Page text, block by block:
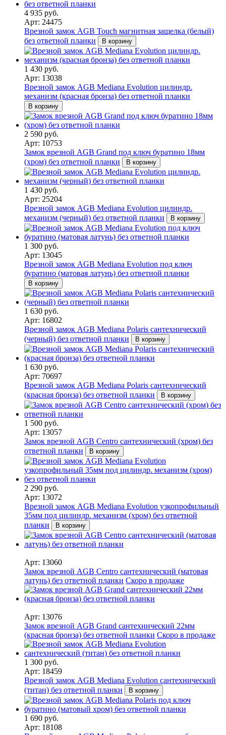
4 935 руб.
Арт: 24475
Врезной замок AGB Touch магнитная защелка (белый)
без ответной планки
В корзину
1 430 руб.
Арт: 13038
Врезной замок AGB Mediana Evolution цилиндр.
механизм (красная бронза) без ответной планки
В корзину
2 590 руб.
Арт: 10753
Замок врезной AGB Grand под ключ буратино 18мм
(хром) без ответной планки
В корзину
1 430 руб.
Арт: 25204
Врезной замок AGB Mediana Evolution цилиндр.
механизм (черный) без ответной планки
В корзину
1 300 руб.
Арт: 13045
Врезной замок AGB Mediana Evolution под ключ
буратино (матовая латунь) без ответной планки
В корзину
1 630 руб.
Арт: 16802
Врезной замок AGB Mediana Polaris сантехнический
(черный) без ответной планки
В корзину
1 630 руб.
Арт: 70697
Врезной замок AGB Mediana Polaris сантехнический
(красная бронза) без ответной планки
В корзину
1 500 руб.
Арт: 13057
Замок врезной AGB Centro сантехнический (хром) без
ответной планки
В корзину
2 290 руб.
Арт: 13072
Врезной замок AGB Mediana Evolution узкопрофильный
35мм под цилиндр. механизм (хром) без ответной
планки
В корзину
Арт: 13060
Замок врезной AGB Centro сантехнический (матовая
латунь) без ответной планки Скоро в продаже
Арт: 13076
Замок врезной AGB Grand сантехнический 22мм
(красная бронза) без ответной планки Скоро в продаже
1 300 руб.
Арт: 18459
Врезной замок AGB Mediana Evolution сантехнический
(титан) без ответной планки
В корзину
1 690 руб.
Арт: 18108